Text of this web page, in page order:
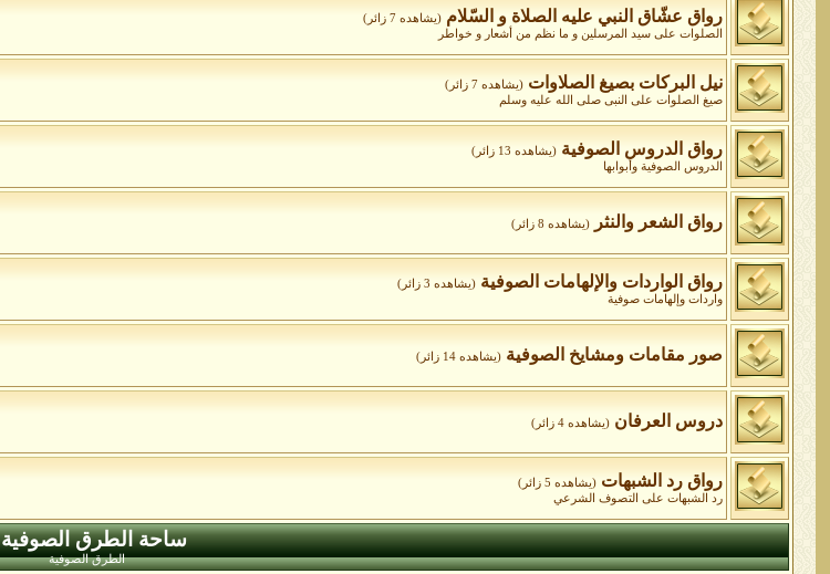
رواق عشّاق النبي عليه الصلاة و السّلام (يشاهده 7 زائر)
الصلوات على سيد المرسلين و ما نظم من أشعار و خواطر
نيل البركات بصيغ الصلاوات (يشاهده 7 زائر)
صيغ الصلوات على النبى صلى الله عليه وسلم
رواق الدروس الصوفية (يشاهده 13 زائر)
الدروس الصوفية وأبوابها
رواق الشعر والنثر (يشاهده 8 زائر)
رواق الواردات واﻹلهامات الصوفية (يشاهده 3 زائر)
واردات وإلهامات صوفية
صور مقامات ومشايخ الصوفية (يشاهده 14 زائر)
دروس العرفان (يشاهده 4 زائر)
رواق رد الشبهات (يشاهده 5 زائر)
رد الشبهات على التصوف الشرعي
ساحة الطرق الصوفية
الطرق الصوفية